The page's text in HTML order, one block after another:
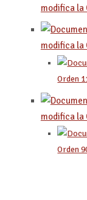
modifica la
modifica la
Orden
modifica la
Orden